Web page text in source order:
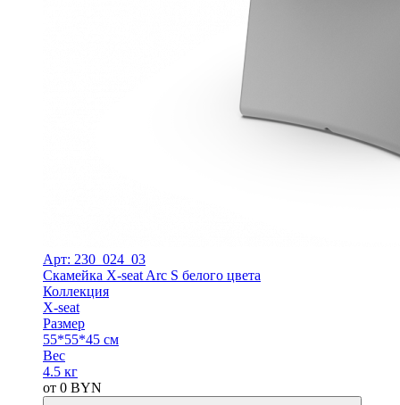
Арт: 230_024_03
Скамейка X-seat Arc S белого цвета
Коллекция
X-seat
Размер
55*55*45 см
Вес
4.5 кг
от 0 BYN